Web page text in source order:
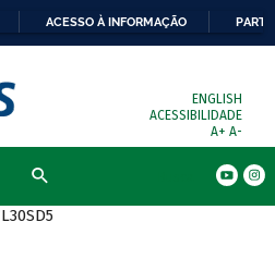
ACESSO À INFORMAÇÃO
ENGLISH
ACESSIBILIDADE
A+ A-